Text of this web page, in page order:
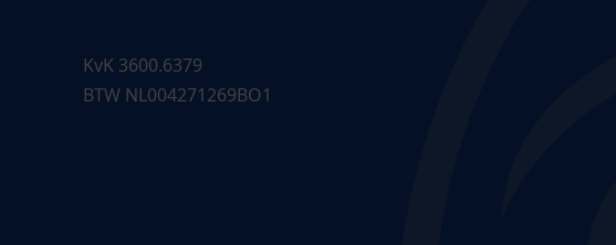
KvK 3600.6379
BTW NL004271269BO1